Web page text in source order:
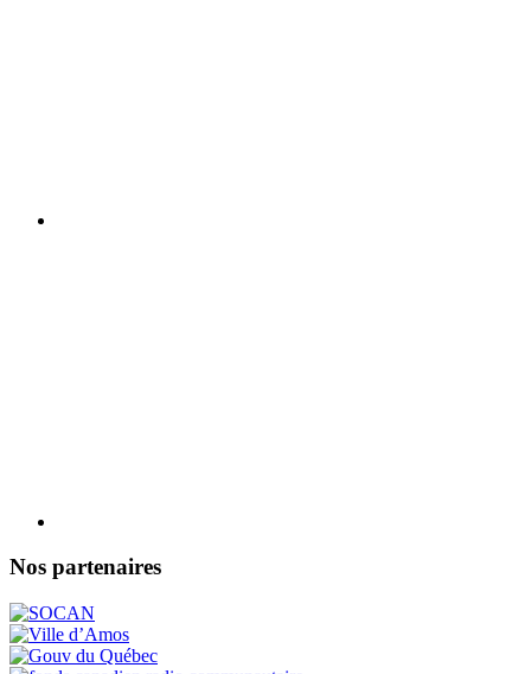
Nos partenaires